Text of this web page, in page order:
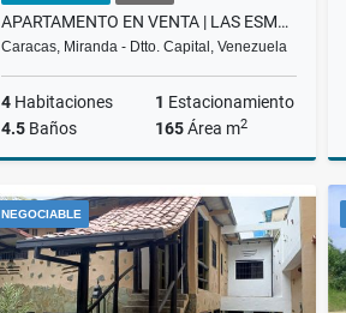
APARTAMENTO EN VENTA | LAS ESMERALDAS | LA TRINIDAD | AMPLIO LCM
Caracas, Miranda - Dtto. Capital, Venezuela
4 Habitaciones 1 Estacionamiento
4.5 Baños 165Área m2
Venta
US$160,000
NEGOCIABLE